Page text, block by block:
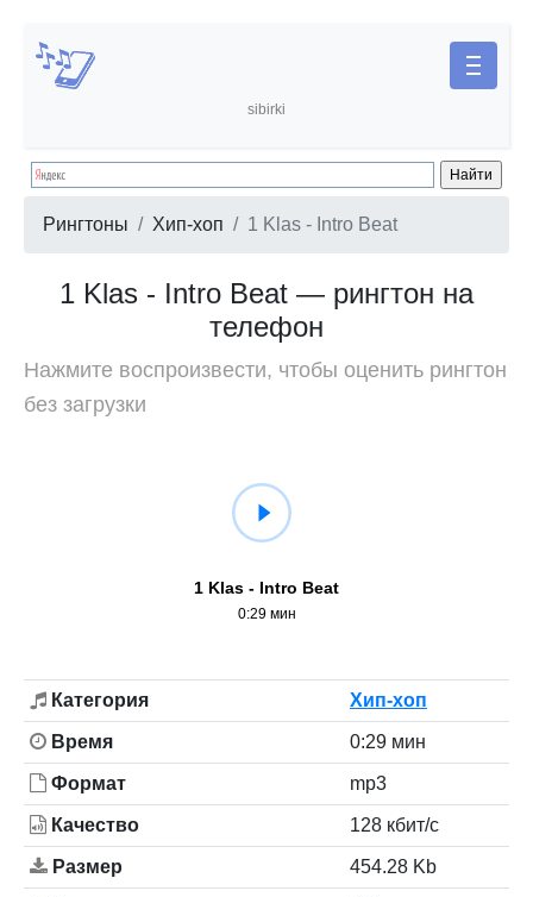
sibirki
Рингтоны Хип-хоп 1 Klas - Intro Beat
1 Klas - Intro Beat — рингтон на
телефон
Нажмите воспроизвести, чтобы оценить рингтон
без загрузки
1 Klas - Intro Beat
0:29 мин
Категория Хип-хоп
Время 0:29 мин
Формат mp3
Качество 128 кбит/с
Размер 454.28 Kb